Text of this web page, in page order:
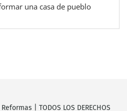
una casa de pueblo
| TODOS LOS DERECHOS